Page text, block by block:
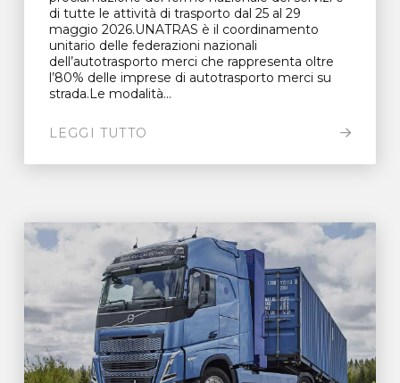
di tutte le attività di trasporto dal 25 al 29
maggio 2026.UNATRAS è il coordinamento
unitario delle federazioni nazionali
dell’autotrasporto merci che rappresenta oltre
l’80% delle imprese di autotrasporto merci su
strada.Le modalità...
LEGGI TUTTO